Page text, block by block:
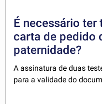
É necessário ter
carta de pedido
paternidade?
A assinatura de duas
para a validade do